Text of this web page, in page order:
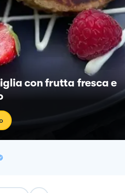
con frutta fresca e